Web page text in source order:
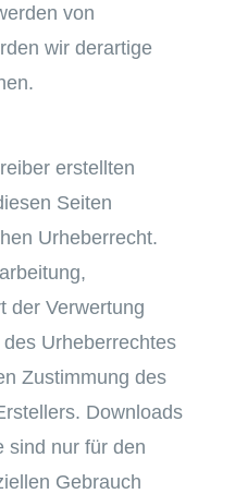
von
wir derartige
erstellten
Seiten
Urheberrecht.
der Verwertung
Urheberrechtes
Zustimmung des
Downloads
sind nur für den
Gebrauch